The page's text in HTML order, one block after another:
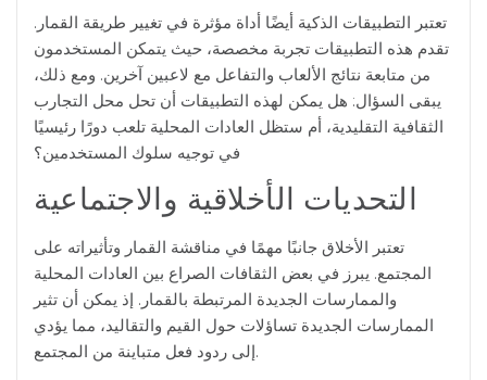
تعتبر التطبيقات الذكية أيضًا أداة مؤثرة في تغيير طريقة القمار.
تقدم هذه التطبيقات تجربة مخصصة، حيث يتمكن المستخدمون
من متابعة نتائج الألعاب والتفاعل مع لاعبين آخرين. ومع ذلك،
يبقى السؤال: هل يمكن لهذه التطبيقات أن تحل محل التجارب
الثقافية التقليدية، أم ستظل العادات المحلية تلعب دورًا رئيسيًا
في توجيه سلوك المستخدمين؟
التحديات الأخلاقية والاجتماعية
تعتبر الأخلاق جانبًا مهمًا في مناقشة القمار وتأثيراته على
المجتمع. يبرز في بعض الثقافات الصراع بين العادات المحلية
والممارسات الجديدة المرتبطة بالقمار. إذ يمكن أن تثير
الممارسات الجديدة تساؤلات حول القيم والتقاليد، مما يؤدي
إلى ردود فعل متباينة من المجتمع.